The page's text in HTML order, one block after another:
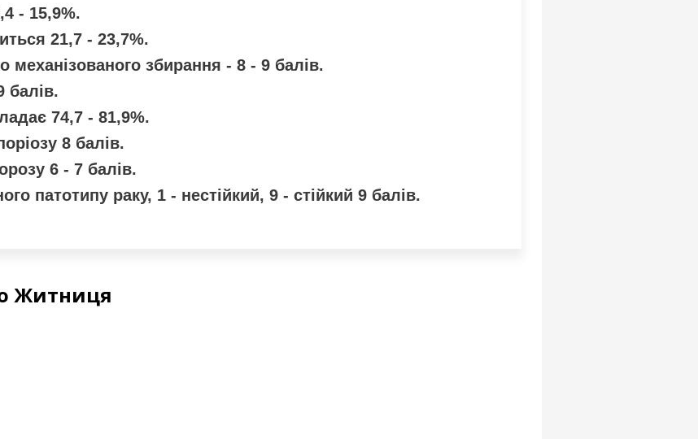
- 15,9%.
21,7 - 23,7%.
механізованого збирання - 8 - 9 балів.
балів.
74,7 - 81,9%.
8 балів.
6 - 7 балів.
патотипу раку, 1 - нестійкий, 9 - стійкий 9 балів.
Житниця